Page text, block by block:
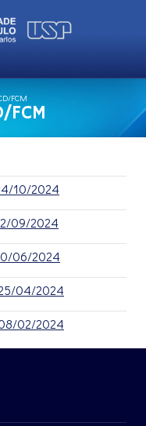
FCM
FCM
10/2024
09/2024
06/2024
04/2024
02/2024